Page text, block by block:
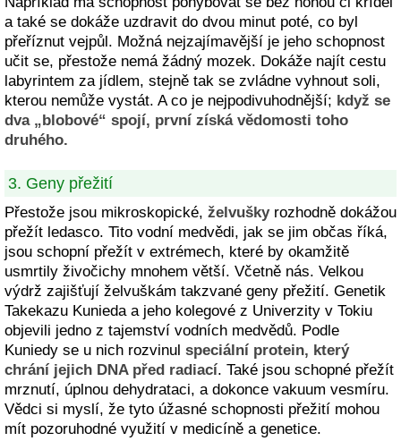
a také se dokáže uzdravit do dvou minut poté, co byl
přeříznut vejpůl. Možná nejzajímavější je jeho schopnost
učit se, přestože nemá žádný mozek. Dokáže najít cestu
labyrintem za jídlem, stejně tak se zvládne vyhnout soli,
kterou nemůže vystát. A co je nejpodivuhodnější; když se
dva „blobové“ spojí, první získá vědomosti toho
druhého.
3. Geny přežití
Přestože jsou mikroskopické, želvušky rozhodně dokážou
přežít ledasco. Tito vodní medvědi, jak se jim občas říká,
jsou schopní přežít v extrémech, které by okamžitě
usmrtily živočichy mnohem větší. Včetně nás. Velkou
výdrž zajišťují želvuškám takzvané geny přežití. Genetik
Takekazu Kunieda a jeho kolegové z Univerzity v Tokiu
objevili jedno z tajemství vodních medvědů. Podle
Kuniedy se u nich rozvinul speciální protein, který
chrání jejich DNA před radiací. Také jsou schopné přežít
mrznutí, úplnou dehydrataci, a dokonce vakuum vesmíru.
Vědci si myslí, že tyto úžasné schopnosti přežití mohou
mít pozoruhodné využití v medicíně a genetice.